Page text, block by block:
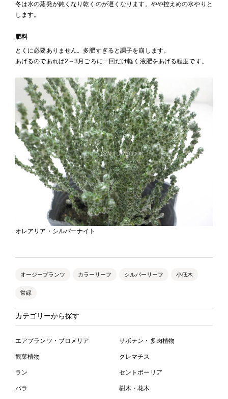
冬は水の蒸発が鈍くなり乾くのが遅くなります。やや控えめの水やりと
します。
肥料
とくに必要ありません。多肥すぎると調子を崩します。
あげるのであれば2～3月ごろに一回だけ軽く液肥をあげる程度です。
オレアリア・シルバーナイト
オージープランツ カラーリーフ シルバーリーフ 小低木
常緑
カテゴリーから探す
エアプランツ・ブロメリア サボテン・多肉植物
観葉植物 クレマチス
ラン セントポーリア
バラ 樹木・花木